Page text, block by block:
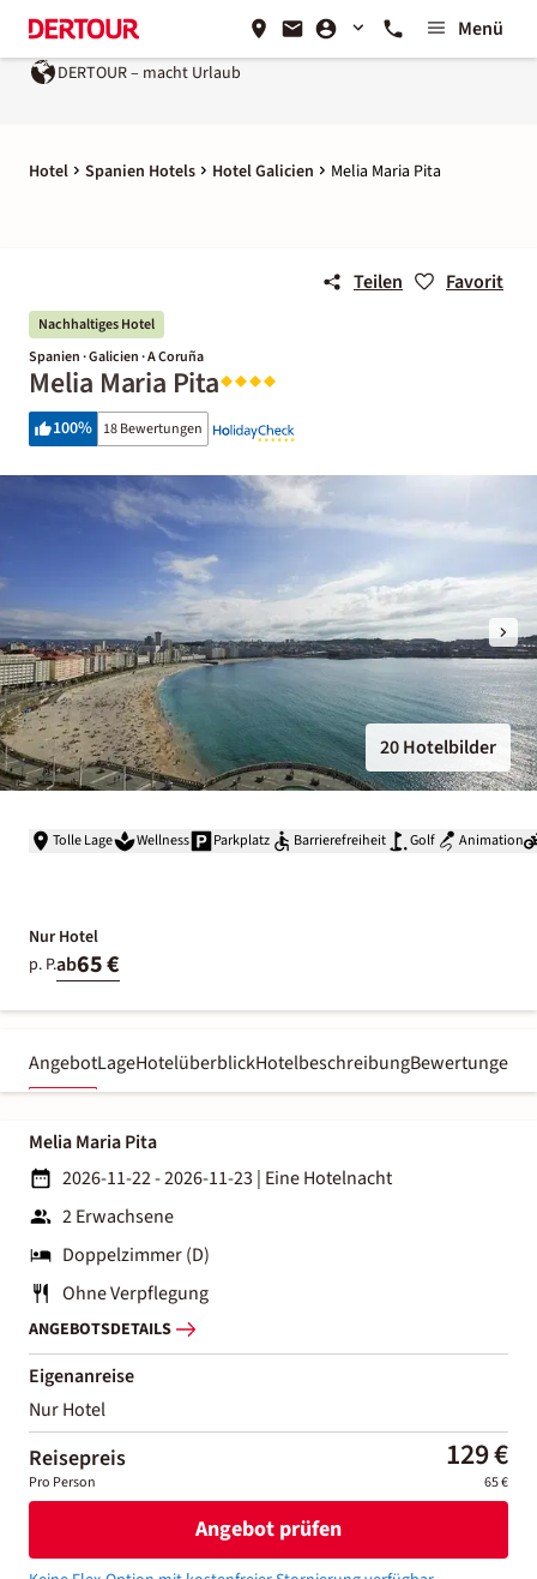
Menü
DERTOUR – macht Urlaub
Hotel Spanien Hotels Hotel Galicien Melia Maria Pita
Teilen Favorit
Nachhaltiges Hotel
Spanien · Galicien · A Coruña
Melia Maria Pita
100% 18 Bewertungen
20 Hotelbilder
Tolle Lage Wellness Parkplatz Barrierefreiheit Golf Animation
Nur Hotel
p. P.ab65 €
AngebotLageHotelüberblickHotelbeschreibungBewertungen
Melia Maria Pita
2026-11-22 - 2026-11-23 | Eine Hotelnacht
2 Erwachsene
Doppelzimmer (D)
Ohne Verpflegung
ANGEBOTSDETAILS
Eigenanreise
Nur Hotel
Reisepreis 129 €
Pro Person 65 €
Angebot prüfen